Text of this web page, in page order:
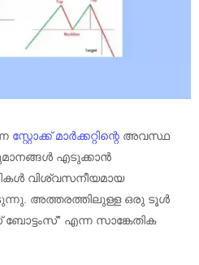
സ്റ്റോക്ക് മാർക്കറ്റിന്റെ അവസ്ഥ
എടുക്കാൻ
വിശ്വസനീയമായ
അത്തരത്തിലുള്ള ഒരു ടൂൾ
എന്ന സാങ്കേതിക